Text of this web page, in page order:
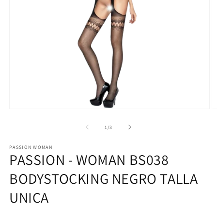
una
ventana
modal
1 /de
3
PASSION WOMAN
PASSION - WOMAN BS038
BODYSTOCKING NEGRO TALLA
UNICA